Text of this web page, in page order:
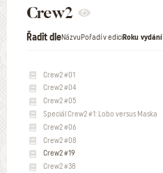
Crew2
Řadit dleNázvuPořadí v ediciRoku vydání
Crew2 #01
Crew2 #04
Crew2 #05
Speciál Crew2 #1: Lobo versus Maska
Crew2 #06
Crew2 #08
Crew2 #19
Crew2 #38